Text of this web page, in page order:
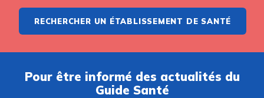
RECHERCHER UN ÉTABLISSEMENT DE SANTÉ
Pour être informé des actualités du
Guide Santé